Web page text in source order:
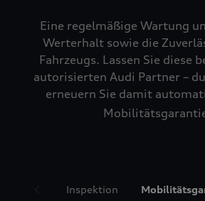
Eine regelmäßige Wartung
Werterhalt sowie die
Fahrzeugs. Lassen Sie diese
autorisierten Audi Partner –
erneuern Sie damit
Inspektion